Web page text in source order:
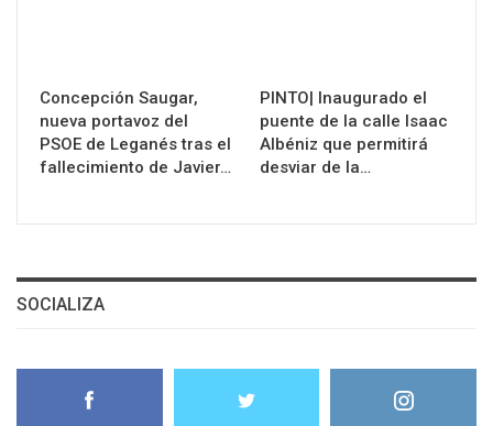
Concepción Saugar,
nueva portavoz del
PSOE de Leganés tras el
fallecimiento de Javier…
PINTO| Inaugurado el
puente de la calle Isaac
Albéniz que permitirá
desviar de la…
SOCIALIZA